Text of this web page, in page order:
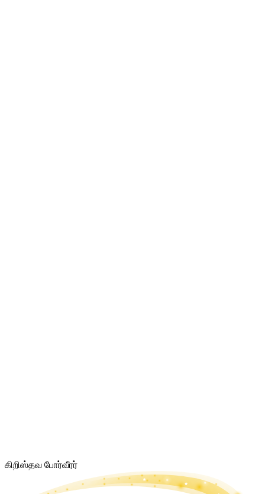
கிறிஸ்தவ போர்வீரர்